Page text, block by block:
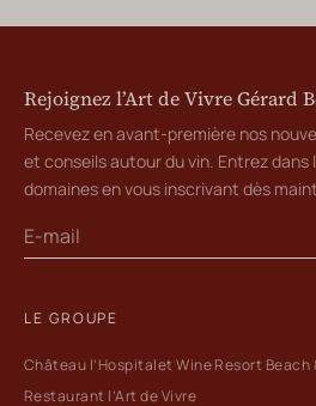
Rejoignez l’Art de Vivre Gérard
Recevez en avant-première nos
et conseils autour du vin. Entrez dans
domaines en vous inscrivant dès
LE GROUPE
Château l’Hospitalet Wine Resort Beach
Restaurant l’Art de Vivre